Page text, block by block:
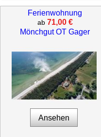
Ferienwohnung
ab 71,00 €
Mönchgut OT Gager
Ansehen